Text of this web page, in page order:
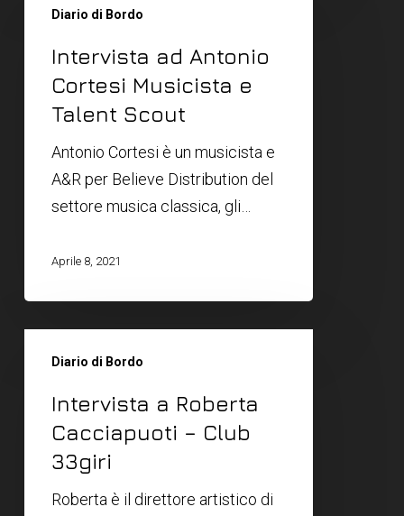
Diario di Bordo
Intervista ad Antonio
Cortesi Musicista e
Talent Scout
Antonio Cortesi è un musicista e
A&R per Believe Distribution del
settore musica classica, gli…
Aprile 8, 2021
Diario di Bordo
Intervista a Roberta
Cacciapuoti – Club
33giri
Roberta è il direttore artistico di